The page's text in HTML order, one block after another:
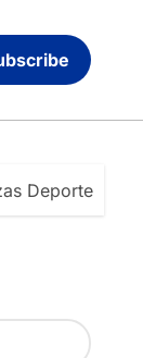
Deporte